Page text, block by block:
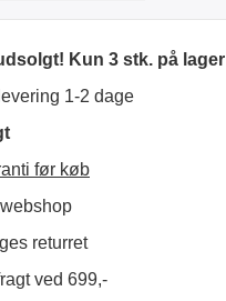
Kun 3 stk. på lager
1-2 dage
før køb
returret
ved 699,-